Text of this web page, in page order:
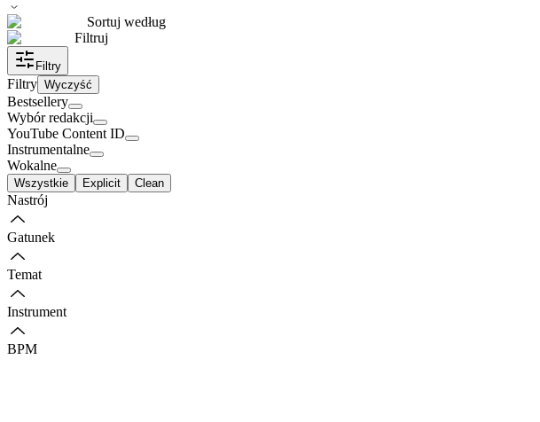
Sortuj według
Filtruj
Filtry
Filtry Wyczyść
Bestsellery
Wybór redakcji
YouTube Content ID
Instrumentalne
Wokalne
Wszystkie Explicit Clean
Nastrój
Gatunek
Temat
Instrument
BPM